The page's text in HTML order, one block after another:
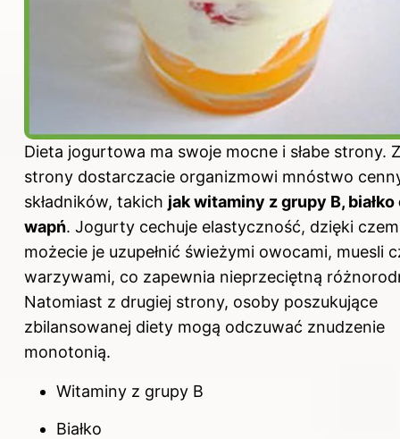
Dieta jogurtowa ma swoje mocne i słabe strony.
strony dostarczacie organizmowi mnóstwo
składników, takich jak witaminy z grupy B, białko
wapń. Jogurty cechuje elastyczność, dzięki
możecie je uzupełnić świeżymi owocami, muesli
warzywami, co zapewnia nieprzeciętną
Natomiast z drugiej strony, osoby poszukujące
zbilansowanej diety mogą odczuwać znudzenie
monotonią.
Witaminy z grupy B
Białko